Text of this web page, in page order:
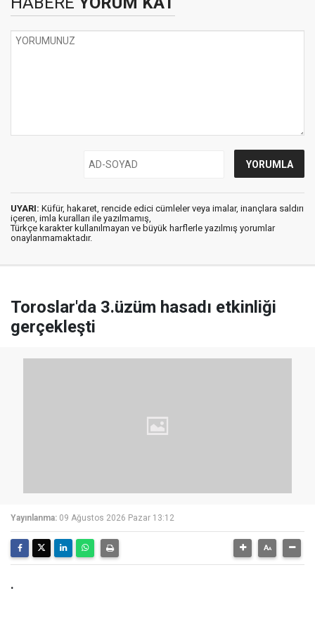
UYARI: Küfür, hakaret, rencide edici cümleler veya imalar, inançlara saldırı
içeren, imla kuralları ile yazılmamış,
Türkçe karakter kullanılmayan ve büyük harflerle yazılmış yorumlar
onaylanmamaktadır.
Toroslar'da 3.üzüm hasadı etkinliği
gerçekleşti
Yayınlanma: 09 Ağustos 2026 Pazar 13:12
.